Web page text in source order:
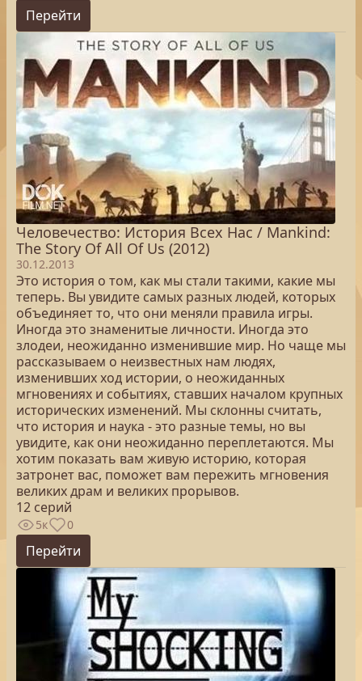
Перейти
Человечество: История Всех Нас / Mankind:
The Story Of All Of Us (2012)
30.12.2013
Это история о том, как мы стали такими, какие мы
теперь. Вы увидите самых разных людей, которых
объединяет то, что они меняли правила игры.
Иногда это знаменитые личности. Иногда это
злодеи, неожиданно изменившие мир. Но чаще мы
рассказываем о неизвестных нам людях,
изменивших ход истории, о неожиданных
мгновениях и событиях, ставших началом крупных
исторических изменений. Мы склонны считать,
что история и наука - это разные темы, но вы
увидите, как они неожиданно переплетаются. Мы
хотим показать вам живую историю, которая
затронет вас, поможет вам пережить мгновения
великих драм и великих прорывов.
12 серий
5к 0
Перейти